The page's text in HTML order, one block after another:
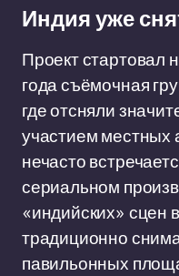
Индия уже
Проект стартовал
года съёмочная
где отсняли
участием местных
нечасто
сериальном
«индийских» сцен
традиционно
павильонных